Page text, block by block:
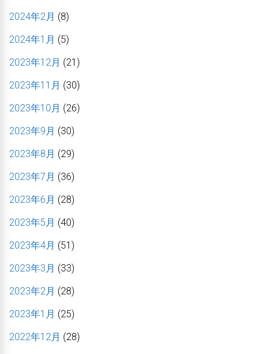
2024年2月 (8)
2024年1月 (5)
2023年12月 (21)
2023年11月 (30)
2023年10月 (26)
2023年9月 (30)
2023年8月 (29)
2023年7月 (36)
2023年6月 (28)
2023年5月 (40)
2023年4月 (51)
2023年3月 (33)
2023年2月 (28)
2023年1月 (25)
2022年12月 (28)